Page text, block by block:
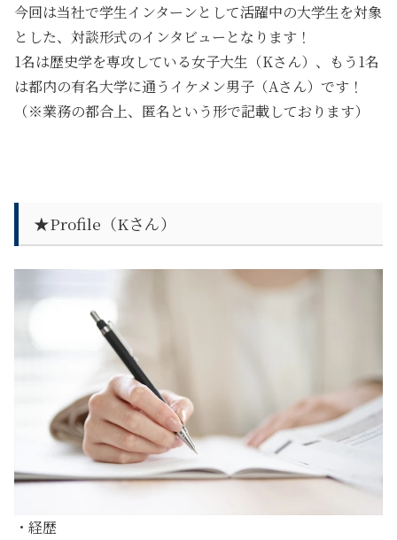
今回は当社で学生インターンとして活躍中の大学生を対象
とした、 対談形式のインタビュー となります！
1名は歴史学を専攻している女子大生（Kさん）、もう1名
は都内の有名大学に通うイケメン男子（Aさん）です！
（※業務の都合上、匿名という形で記載しております）
★Profile（Kさん）
・経歴